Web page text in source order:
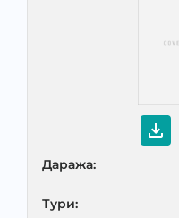
Даража:
Тури: